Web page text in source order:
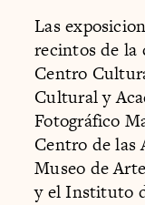
Las
recintos de la
Centro
Cultural y
Fotográfico
Centro de las
Museo de
y el Instituto